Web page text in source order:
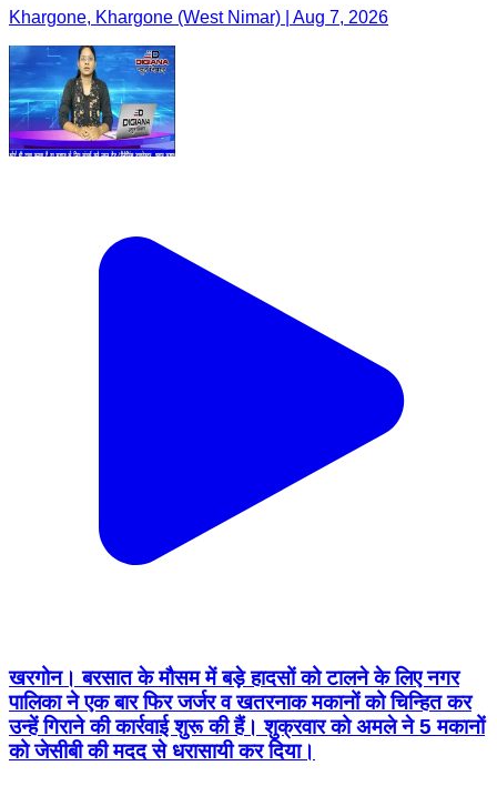
Khargone, Khargone (West Nimar) | Aug 7, 2026
खरगोन। बरसात के मौसम में बड़े हादसों को टालने के लिए नगर
पालिका ने एक बार फिर जर्जर व खतरनाक मकानों को चिन्हित कर
उन्हें गिराने की कार्रवाई शुरू की हैं। शुक्रवार को अमले ने 5 मकानों
को जेसीबी की मदद से धरासायी कर दिया।